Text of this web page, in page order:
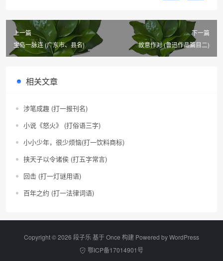
上一篇
宝岛一脉连 (广东市、县名)
下一篇
故意作对 (鲁迅作品篇目二)
相关文章
涉笔成趣 (打一报刊名)
小说《怒火》 (打俗语三字)
小小少年，很少烦恼(打一饮料商标)
挟天子以令诸侯 (打五字常言)
回击 (打一灯谜用语)
百年之约 (打一法律词语)
Copyright © 2026 段子乐 基于 Once 构建 Powered byWordPress
鄂ICP备17014901号